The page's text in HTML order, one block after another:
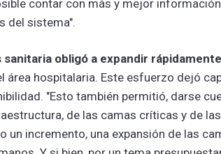
contar con más y mejor
del sistema".
sanitaria obligó a expandir
área hospitalaria. Este esfuerzo dejó
"Esto también permitió, darse
de las camas críticas y de
un incremento, una expansión de las